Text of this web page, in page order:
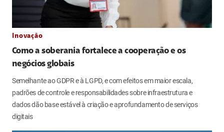
Inovação
Como a soberania fortalece a cooperação e os
negócios globais
Semelhante ao GDPR e à LGPD, e com efeitos em maior escala,
padrões de controle e responsabilidades sobre infraestrutura e
dados dão base estável à criação e aprofundamento de serviços
digitais